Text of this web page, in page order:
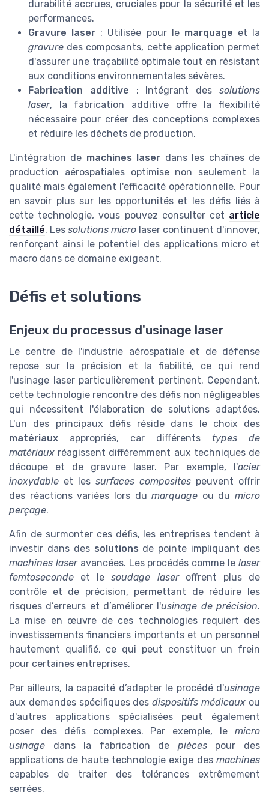
durabilité accrues, cruciales pour la sécurité et les
performances.
Gravure laser : Utilisée pour le marquage et la
gravure des composants, cette application permet
d'assurer une traçabilité optimale tout en résistant
aux conditions environnementales sévères.
Fabrication additive : Intégrant dessolutions
laser, la fabrication additive offre la flexibilité
nécessaire pour créer des conceptions complexes
et réduire les déchets de production.
L'intégration de machines laser dans les chaînes de
production aérospatiales optimise non seulement la
qualité mais également l'efficacité opérationnelle. Pour
en savoir plus sur les opportunités et les défis liés à
cette technologie, vous pouvez consulter cet article
détaillé. Les solutions micro laser continuent d'innover,
renforçant ainsi le potentiel des applications micro et
macro dans ce domaine exigeant.
Défis et solutions
Enjeux du processus d'usinage laser
Le centre de l'industrie aérospatiale et de défense
repose sur la précision et la fiabilité, ce qui rend
l'usinage laser particulièrement pertinent. Cependant,
cette technologie rencontre des défis non négligeables
qui nécessitent l'élaboration de solutions adaptées.
L'un des principaux défis réside dans le choix des
matériaux appropriés, car différents types de
matériaux réagissent différemment aux techniques de
découpe et de gravure laser. Par exemple, l'acier
inoxydable et les surfaces composites peuvent offrir
des réactions variées lors dumarquage ou du micro
perçage.
Afin de surmonter ces défis, les entreprises tendent à
investir dans des solutions de pointe impliquant des
machines laseravancées. Les procédés comme lelaser
femtoseconde et lesoudage laseroffrent plus de
contrôle et de précision, permettant de réduire les
risques d’erreurs et d’améliorer l'usinage de précision.
La mise en œuvre de ces technologies requiert des
investissements financiers importants et un personnel
hautement qualifié, ce qui peut constituer un frein
pour certaines entreprises.
Par ailleurs, la capacité d’adapter le procédé d'usinage
aux demandes spécifiques desdispositifs médicaux ou
d'autres applications spécialisées peut également
poser des défis complexes. Par exemple, le micro
usinage dans la fabrication de piècespour des
applications de haute technologie exige des machines
capables de traiter des tolérances extrêmement
serrées.